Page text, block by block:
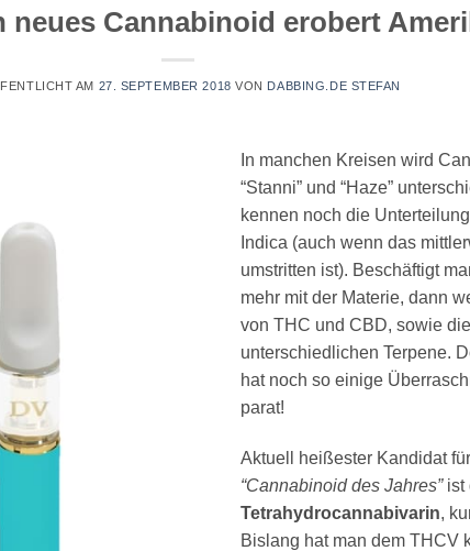
neues Cannabinoid erobert
AM 27. SEPTEMBER 2018 VON DABBING.DE STEFAN
In manchen Kreisen wird
“Stanni” und “Haze”
kennen noch die
Indica (auch wenn das
umstritten ist). Beschäftigt
mehr mit der Materie, dann
von THC und CBD, sowie
unterschiedlichen Terpene.
hat noch so einige
parat!
Aktuell heißester Kandidat
“Cannabinoid des Jahres”ist
Tetrahydrocannabivarin,
Bislang hat man dem THCV